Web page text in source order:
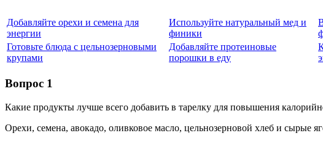
Добавляйте орехи и семена для
энергии
Используйте натуральный мед и
финики
Готовьте блюда с цельнозерновыми
крупами
Добавляйте протеиновые
порошки в еду
Вопрос 1
Какие продукты лучше всего добавить в тарелку для повышения
Орехи, семена, авокадо, оливковое масло, цельнозерновой хлеб и